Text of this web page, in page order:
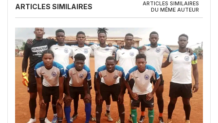
ARTICLES SIMILAIRES
ARTICLES SIMILAIRES
DU MÊME AUTEUR